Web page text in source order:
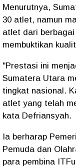
Menurutnya,
30 atlet, namun
atlet dari
membuktikan
"Prestasi ini
Sumatera Utara
tingkat nasional.
atlet yang telah
kata Defriansyah.
Ia berharap
Pemuda dan
para pembina